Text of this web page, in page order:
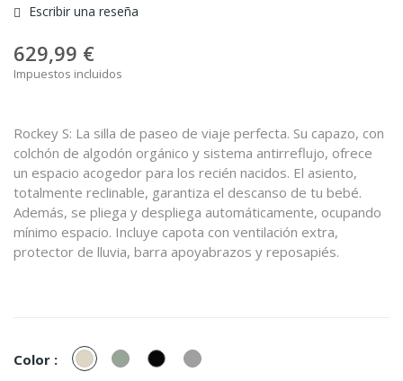
Escribir una reseña
629,99 €
Impuestos incluidos
Rockey S: La silla de paseo de viaje perfecta. Su capazo, con
colchón de algodón orgánico y sistema antirreflujo, ofrece
un espacio acogedor para los recién nacidos. El asiento,
totalmente reclinable, garantiza el descanso de tu bebé.
Además, se pliega y despliega automáticamente, ocupando
mínimo espacio. Incluye capota con ventilación extra,
protector de lluvia, barra apoyabrazos y reposapiés.
Color : Bright
Taupe
Fresh
Green
Pure
Black
Smooth
Grey